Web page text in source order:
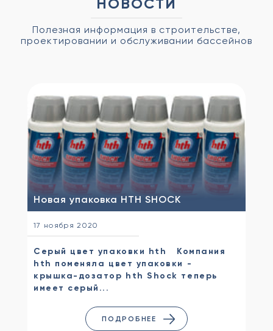
Полезная информация в строительстве,
проектировании и обслуживании бассейнов
Новая упаковка HTH SHOCK
17 ноября 2020
Серый цвет упаковки hth Компания
hth поменяла цвет упаковки -
крышка-дозатор hth Shock теперь
имеет серый...
ПОДРОБНЕЕ